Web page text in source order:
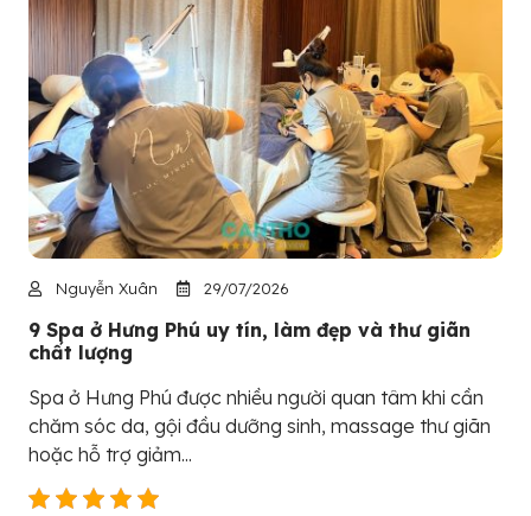
Nguyễn Xuân 29/07/2026
9 Spa ở Hưng Phú uy tín, làm đẹp và thư giãn
chất lượng
Spa ở Hưng Phú được nhiều người quan tâm khi cần
chăm sóc da, gội đầu dưỡng sinh, massage thư giãn
hoặc hỗ trợ giảm...